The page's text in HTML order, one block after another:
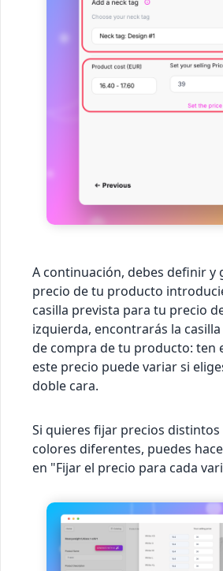
A continuación, debes definir y
precio de tu producto
casilla prevista para tu precio
izquierda, encontrarás la
de compra de tu producto: ten
este precio puede variar si
doble cara.
Si quieres fijar precios distintos
colores diferentes, puedes
en "Fijar el precio para cada